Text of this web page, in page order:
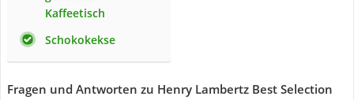
Kaffeetisch
Schokokekse
Fragen und Antworten zu Henry Lambertz Best Selection